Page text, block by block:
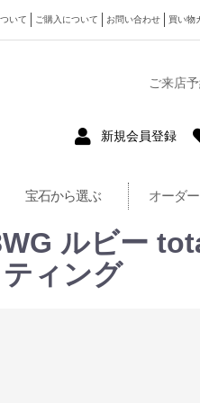
いて ご購入について お問い合わせ 買い物
ご来店
新規会員登録
宝石から選ぶ オーダ
ルビー
ィング